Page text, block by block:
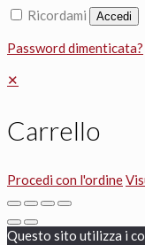
Ricordami Accedi
Password dimenticata?
✕
Carrello
Procedi con l'ordine
Questo sito utilizza i